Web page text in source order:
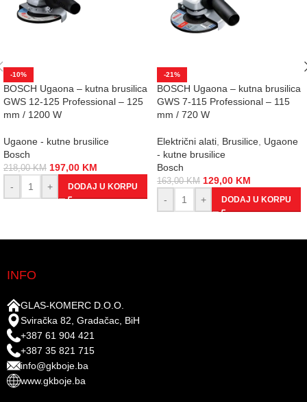
-10%
BOSCH Ugaona – kutna brusilica
GWS 12-125 Professional – 125
mm / 1200 W
Ugaone - kutne brusilice
Bosch
218,00KM 197,00 KM
-
+ DODAJ U KORPU
-21%
BOSCH Ugaona – kutna brusilica
GWS 7-115 Professional – 115
mm / 720 W
Električni alati Brusilice Ugaone
- kutne brusilice
Bosch
163,00KM 129,00 KM
-
+ DODAJ U KORPU
INFO
GLAS-KOMERC D.O.O.
Sviračka 82, Gradačac, BiH
+387 61 904 421
+387 35 821 715
info@gkboje.ba
www.gkboje.ba